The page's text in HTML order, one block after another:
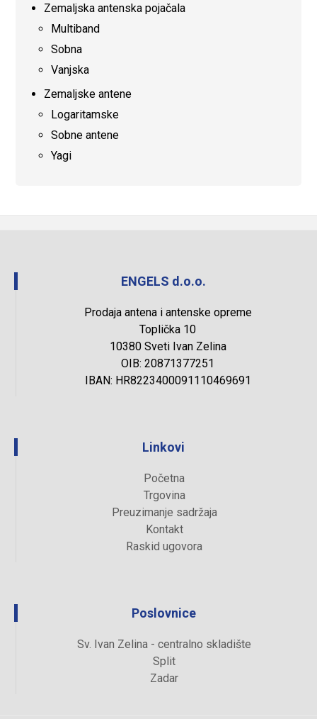
Zemaljska antenska pojačala
Multiband
Sobna
Vanjska
Zemaljske antene
Logaritamske
Sobne antene
Yagi
ENGELS d.o.o.
Prodaja antena i antenske opreme
Toplička 10
10380 Sveti Ivan Zelina
OIB: 20871377251
IBAN: HR8223400091110469691
Linkovi
Početna
Trgovina
Preuzimanje sadržaja
Kontakt
Raskid ugovora
Poslovnice
Sv. Ivan Zelina - centralno skladište
Split
Zadar